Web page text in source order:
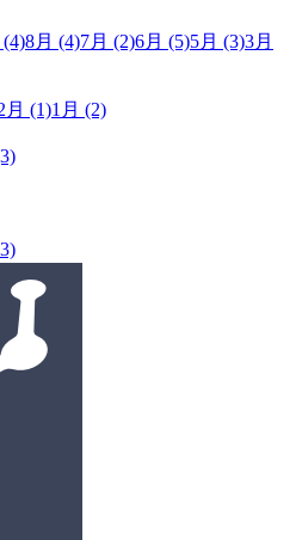
(4)8月 (4)7月 (2)6月 (5)5月 (3)3月
月 (1)1月 (2)